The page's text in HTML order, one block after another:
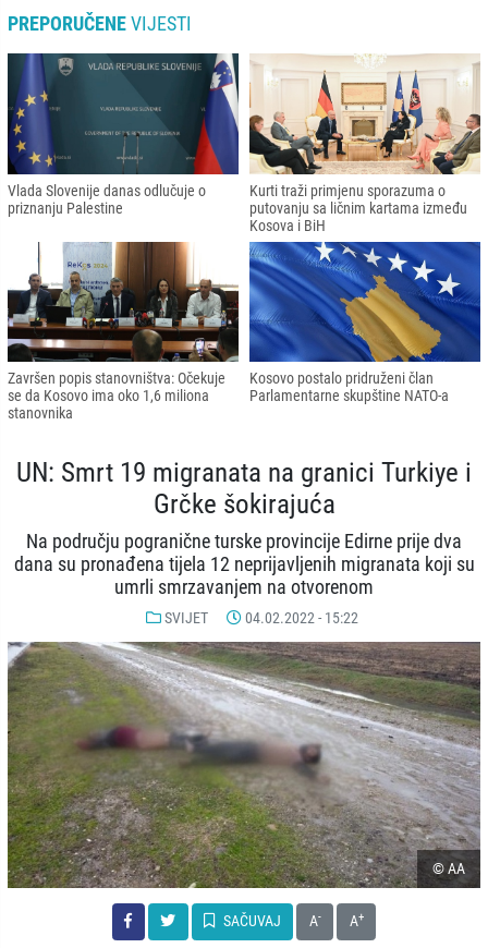
PREPORUČENEVIJESTI
Vlada Slovenije danas odlučuje o
priznanju Palestine
Kurti traži primjenu sporazuma o
putovanju sa ličnim kartama između
Kosova i BiH
Završen popis stanovništva: Očekuje
se da Kosovo ima oko 1,6 miliona
stanovnika
Kosovo postalo pridruženi član
Parlamentarne skupštine NATO-a
UN: Smrt 19 migranata na granici Turkiye i
Grčke šokirajuća
Na području pogranične turske provincije Edirne prije dva
dana su pronađena tijela 12 neprijavljenih migranata koji su
umrli smrzavanjem na otvorenom
SVIJET 04.02.2022 - 15:22
© AA
SAČUVAJ A- A+